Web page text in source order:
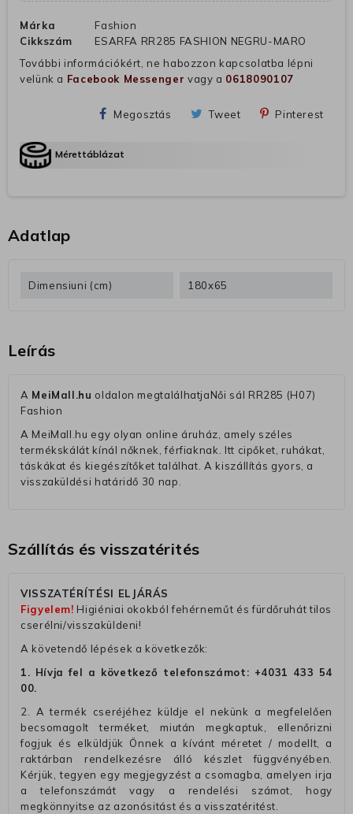
Márka
Fashion
Cikkszám
ESARFA RR285 FASHION NEGRU-MARO
További információkért, ne habozzon kapcsolatba lépni
velünk a Facebook Messenger vagy a 0618090107
Megosztás Tweet Pinterest
Mérettáblázat
Adatlap
Dimensiuni (cm) 180x65
Leírás
A MeiMall.hu oldalon megtalálhatjaNői sál RR285 (H07)
Fashion
A MeiMall.hu egy olyan online áruház, amely széles
termékskálát kínál nőknek, férfiaknak. Itt cipőket, ruhákat,
táskákat és kiegészítőket találhat. A kiszállítás gyors, a
visszaküldési határidő 30 nap.
Szállítás és visszatérités
VISSZATÉRÍTÉSI ELJÁRÁS
Figyelem! Higiéniai okokból fehérneműt és fürdőruhát tilos
cserélni/visszaküldeni!
A követendő lépések a következők:
1. Hívja fel a következő telefonszámot: +4031 433 54
00.
2. A termék cseréjéhez küldje el nekünk a megfelelően
becsomagolt terméket, miután megkaptuk, ellenőrizni
fogjuk és elküldjük Önnek a kívánt méretet / modellt, a
raktárban rendelkezésre álló készlet függvényében.
Kérjük, tegyen egy megjegyzést a csomagba, amelyen irja
a telefonszámát vagy a rendelési számot, hogy
megkönnyitse az azonósitást és a visszatéritést.